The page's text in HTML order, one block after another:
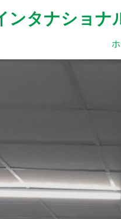
ンタナショナ